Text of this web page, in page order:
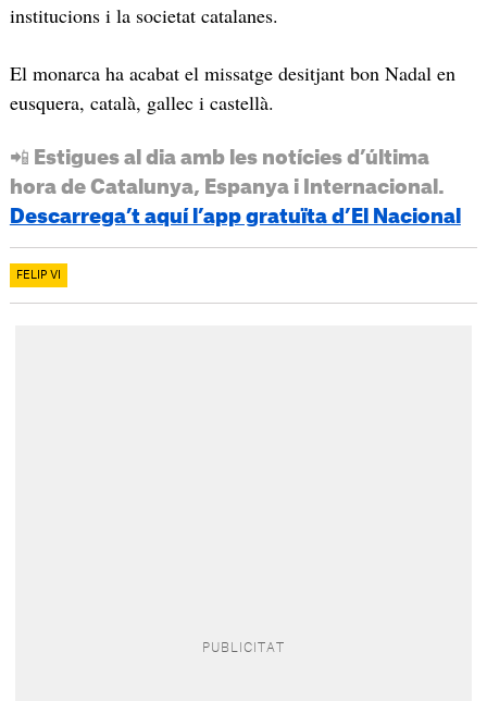
institucions i la societat catalanes.
El monarca ha acabat el missatge desitjant bon Nadal en
eusquera, català, gallec i castellà.
📲 Estigues al dia amb les notícies d’última
hora de Catalunya, Espanya i Internacional.
Descarrega’t aquí l’app gratuïta d’El Nacional
FELIP VI